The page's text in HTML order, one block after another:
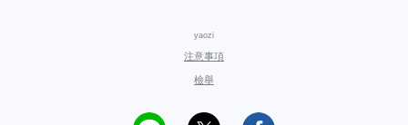
yaozi
注意事項
檢舉